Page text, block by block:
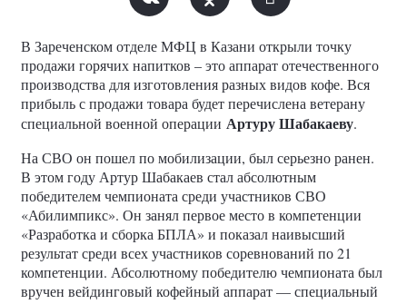
В Зареченском отделе МФЦ в Казани открыли точку
продажи горячих напитков – это аппарат отечественного
производства для изготовления разных видов кофе. Вся
прибыль с продажи товара будет перечислена ветерану
специальной военной операции Артуру Шабакаеву.
На СВО он пошел по мобилизации, был серьезно ранен.
В этом году Артур Шабакаев стал абсолютным
победителем чемпионата среди участников СВО
«Абилимпикс». Он занял первое место в компетенции
«Разработка и сборка БПЛА» и показал наивысший
результат среди всех участников соревнований по 21
компетенции. Абсолютному победителю чемпионата был
вручен вейдинговый кофейный аппарат — специальный